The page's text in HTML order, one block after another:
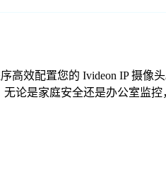
高效配置您的 Ivideon IP 摄
论是家庭安全还是办公室监